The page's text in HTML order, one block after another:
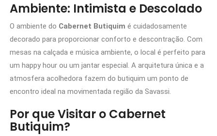
Ambiente: Intimista e Descolado
O ambiente do Cabernet Butiquim é cuidadosamente
decorado para proporcionar conforto e descontração. Com
mesas na calçada e música ambiente, o local é perfeito para
um happy hour ou um jantar especial. A arquitetura única e a
atmosfera acolhedora fazem do butiquim um ponto de
encontro ideal na movimentada região da Savassi.
Por que Visitar o Cabernet
Butiquim?